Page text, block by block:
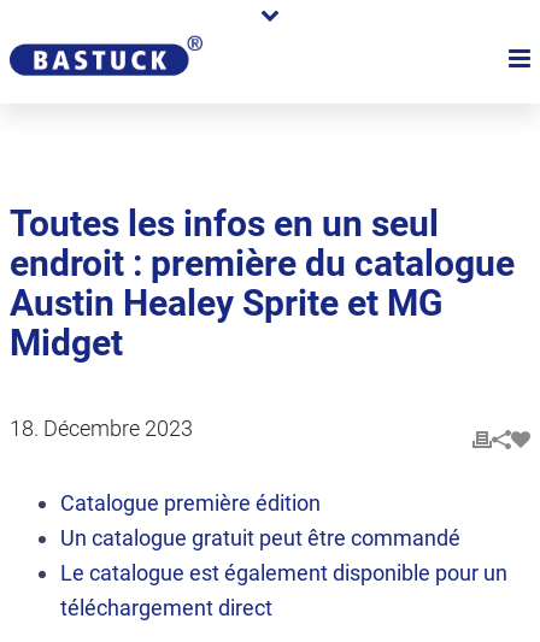
Toutes les infos en un seul
endroit : première du catalogue
Austin Healey Sprite et MG
Midget
18. Décembre 2023
Catalogue première édition
Un catalogue gratuit peut être commandé
Le catalogue est également disponible pour un
téléchargement direct